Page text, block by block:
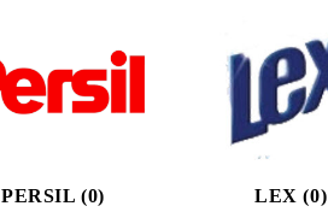
PERSIL (0) LEX (0)